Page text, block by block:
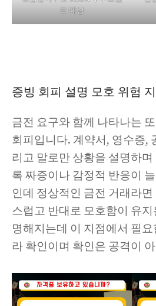
드 대상
증빙 회피 설명 모호 위험
금전 요구와 함께 나타나는
회피입니다. 계약서, 영수증,
리고 말로만 상황을 설명하
록 짜증이나 감정적 반응이
인데 정상적인 금전 거래라
스럽고 반대로 모호함이 유
명해지는데 이 지점에서 필요
라 확인이며 확인은 공격이